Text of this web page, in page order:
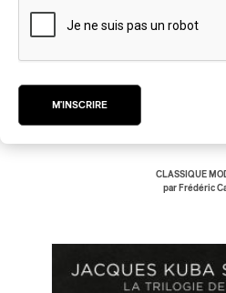
Quatuor Voxpopuli –
Quatuor Voxpopuli –
CLASSIQUE
par Frédéric
M'INSCRIRE